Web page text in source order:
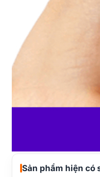
Sản phẩm hiện có